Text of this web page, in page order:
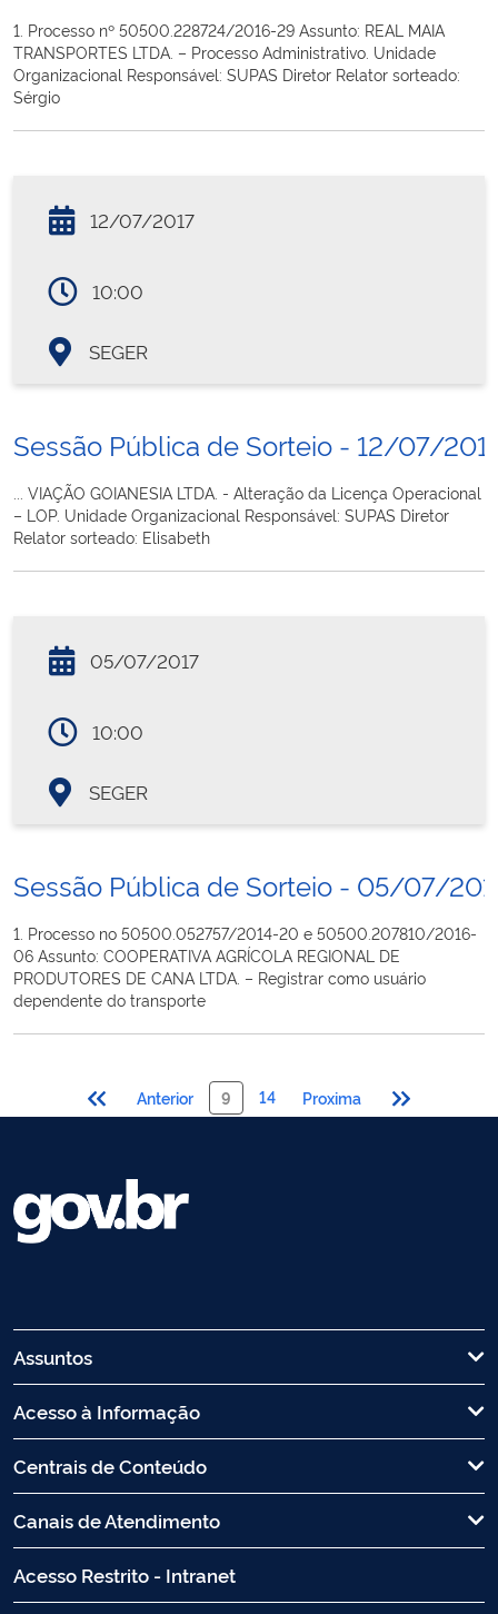
1. Processo nº 50500.228724/2016-29 Assunto: REAL MAIA
TRANSPORTES LTDA. – Processo Administrativo. Unidade
Organizacional Responsável: SUPAS Diretor Relator sorteado:
Sérgio
12/07/2017
10:00
SEGER
Sessão Pública de Sorteio - 12/07/
... VIAÇÃO GOIANESIA LTDA. - Alteração da Licença Operacional
– LOP. Unidade Organizacional Responsável: SUPAS Diretor
Relator sorteado: Elisabeth
05/07/2017
10:00
SEGER
Sessão Pública de Sorteio - 05/07/
1. Processo no 50500.052757/2014-20 e 50500.207810/2016-
06 Assunto: COOPERATIVA AGRÍCOLA REGIONAL DE
PRODUTORES DE CANA LTDA. – Registrar como usuário
dependente do transporte
Anterior 9 14 Proxima
Assuntos
Acesso à Informação
Centrais de Conteúdo
Canais de Atendimento
Acesso Restrito - Intranet